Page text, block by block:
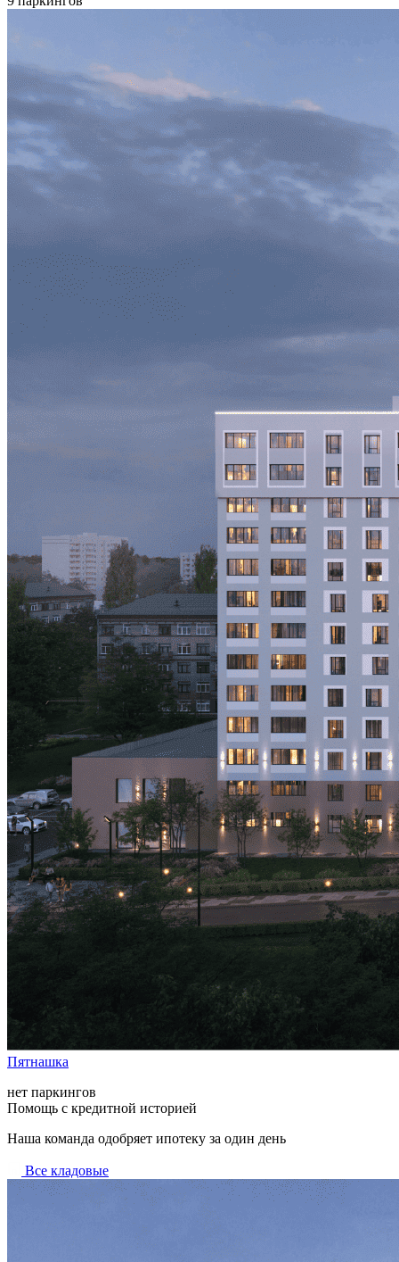
Пятнашка
нет паркингов
Помощь с кредитной историей
Наша команда одобряет ипотеку за один день
Все кладовые